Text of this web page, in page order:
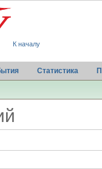
К началу
Статистика